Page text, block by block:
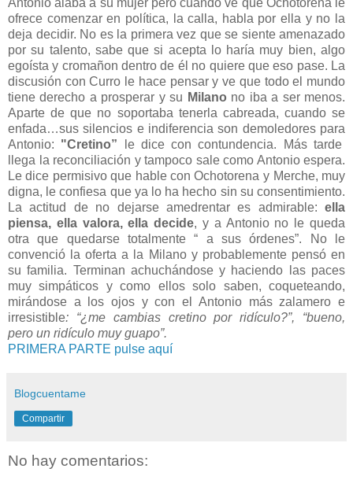
ofrece comenzar en política, la calla, habla por ella y no la
deja decidir. No es la primera vez que se siente amenazado
por su talento, sabe que si acepta lo haría muy bien, algo
egoísta y cromañon dentro de él no quiere que eso pase. La
discusión con Curro le hace pensar y ve que todo el mundo
tiene derecho a prosperar y su Milano no iba a ser menos.
Aparte de que no soportaba tenerla cabreada, cuando se
enfada…sus silencios e indiferencia son demoledores para
Antonio: "Cretino” le dice con contundencia. Más tarde
llega la reconciliación y tampoco sale como Antonio espera.
Le dice permisivo que hable con Ochotorena y Merche, muy
digna, le confiesa que ya lo ha hecho sin su consentimiento.
La actitud de no dejarse amedrentar es admirable: ella
piensa, ella valora, ella decide, y a Antonio no le queda
otra que quedarse totalmente “ a sus órdenes”. No le
convenció la oferta a la Milano y probablemente pensó en
su familia. Terminan achuchándose y haciendo las paces
muy simpáticos y como ellos solo saben, coqueteando,
mirándose a los ojos y con el Antonio más zalamero e
irresistible:
“¿me cambias cretino por ridículo?”, “bueno,
pero un ridículo muy guapo”.
PRIMERA PARTE pulse aquí
Blogcuentame
Compartir
No hay comentarios: